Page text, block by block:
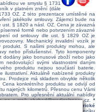
ve smyslu § 1731
v platném znění (dále
OZ. Z této prezentace umístěné na
jakékoliv smlouvy. Zájemci bude na
§ 1820 a násl. OZ. Cena je závazná
formě nebo potvrzením závazné
od smlouvy dle ust. § 1829 OZ je
Mechanický invalidní vozík je
S našimi produkty mohou, ale
nebo příslušenství. Tyto komponenty
dodány jako bonusové zboží nebo jako
nedovolující svými vlastnostmi daným
produktu nejsou součástí baterie.
ilustrativní. Aktuálně nabízené produkty
Prodejce má skladem obvykle několik
konkrétního produktu se odvíjí od
najetých kilometrů. Přesnou cenu Vámi
Pro upřesnění aktuální nabídky
na e-mail:obchod@medicalspace.cz.*
Doprava zdarma pro elektrické